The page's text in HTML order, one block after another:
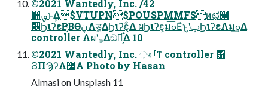
©2021 Wantedly, Inc. /42
୊ࡐͱ͢Δ$VTUPN$POUSPMMFSͷಛ௃
਌ϦιʔεҎ֎͔ΒӨڹΛड͚ΔϦιʔε͕͋Δ ผϦιʔε͕มߋ͞Εͨͱ͖ʹࢠϦιʔεΛมߋ͢Δ
controller Λผʹ࡞Δඞཁ͕͋Δ 10
©2021 Wantedly, Inc. ෳࡶͳ controller ͸
ϨΠϠʔΛ෼͚Α͏ Photo by Hasan
Almasi on Unsplash 11